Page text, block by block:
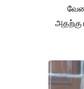
அதற்கு